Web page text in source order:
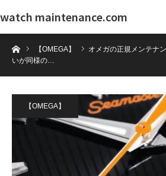
watch maintenance.com
ホーム【OMEGA】
オメガの正規メンテナ
いが同様の…
【OMEGA】